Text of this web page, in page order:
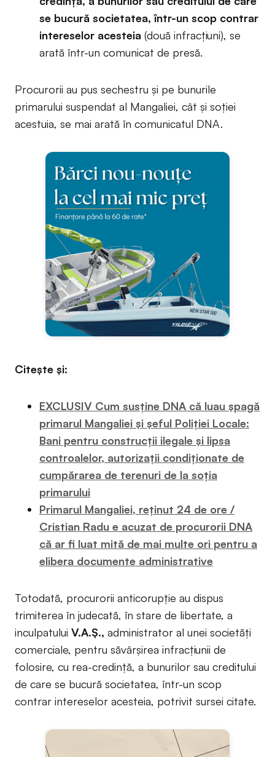
se bucură societatea, într-un scop contrar
intereselor acesteia (două infracțiuni), se
arată într-un comunicat de presă.
Procurorii au pus sechestru și pe bunurile
primarului suspendat al Mangaliei, cât și soției
acestuia, se mai arată în comunicatul DNA.
Citește și:
EXCLUSIV Cum susține DNA că luau șpagă
primarul Mangaliei și șeful Poliției Locale:
Bani pentru construcții ilegale și lipsa
controalelor, autorizații condiționate de
cumpărarea de terenuri de la soția
primarului
Primarul Mangaliei, reținut 24 de ore /
Cristian Radu e acuzat de procurorii DNA
că ar fi luat mită de mai multe ori pentru a
elibera documente administrative
Totodată, procurorii anticorupție au dispus
trimiterea în judecată, în stare de libertate, a
inculpatului V.A.Ș., administrator al unei societăți
comerciale, pentru săvârșirea infracțiunii de
folosire, cu rea-credință, a bunurilor sau creditului
de care se bucură societatea, într-un scop
contrar intereselor acesteia, potrivit sursei citate.